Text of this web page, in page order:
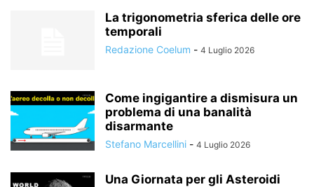
La trigonometria sferica delle ore
temporali
Redazione Coelum - 4 Luglio 2026
Come ingigantire a dismisura un
problema di una banalità
disarmante
Stefano Marcellini - 4 Luglio 2026
Una Giornata per gli Asteroidi